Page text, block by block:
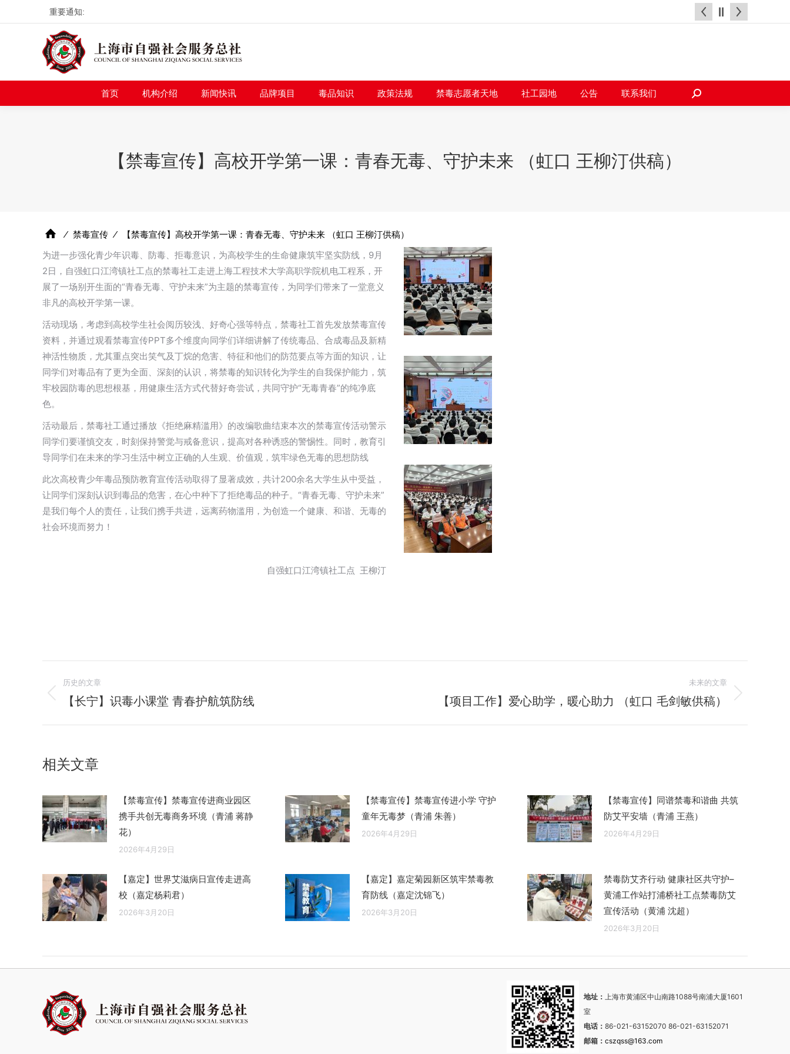
重要通知:
首页 机构介绍 新闻快讯 品牌项目 毒品知识 政策法规 禁毒志愿者天地 社工园地 公告 联系我们
搜
【禁毒宣传】高校开学第一课：青春无毒、守护未来 （虹口 王柳汀供稿）
⁄ 禁毒宣传 ⁄
【禁毒宣传】高校开学第一课：青春无毒、守护未来 （虹口 王柳汀供稿）
为进一步强化青少年识毒、防毒、拒毒意识，为高校学生的生命健康筑牢坚实防线，9月
2日，自强虹口江湾镇社工点的禁毒社工走进上海工程技术大学高职学院机电工程系，开
展了一场别开生面的“青春无毒、守护未来”为主题的禁毒宣传，为同学们带来了一堂意义
非凡的高校开学第一课。
活动现场，考虑到高校学生社会阅历较浅、好奇心强等特点，禁毒社工首先发放禁毒宣传
资料，并通过观看禁毒宣传PPT多个维度向同学们详细讲解了传统毒品、合成毒品及新精
神活性物质，尤其重点突出笑气及丁烷的危害、特征和他们的防范要点等方面的知识，让
同学们对毒品有了更为全面、深刻的认识，将禁毒的知识转化为学生的自我保护能力，筑
牢校园防毒的思想根基，用健康生活方式代替好奇尝试，共同守护“无毒青春”的纯净底
色。
活动最后，禁毒社工通过播放《拒绝麻精滥用》的改编歌曲结束本次的禁毒宣传活动警示
同学们要谨慎交友，时刻保持警觉与戒备意识，提高对各种诱惑的警惕性。同时，教育引
导同学们在未来的学习生活中树立正确的人生观、价值观，筑牢绿色无毒的思想防线
此次高校青少年毒品预防教育宣传活动取得了显著成效，共计200余名大学生从中受益，
让同学们深刻认识到毒品的危害，在心中种下了拒绝毒品的种子。“青春无毒、守护未来”
是我们每个人的责任，让我们携手共进，远离药物滥用，为创造一个健康、和谐、无毒的
社会环境而努力！
自强虹口江湾镇社工点 王柳汀
章
导
历史的文章
历
章：
【长宁】识毒小课堂 青春护航筑防线
未来的文章
【项目工作】爱心助学，暖心助力 （虹口 毛剑敏供稿）
相关文章
【禁毒宣传】禁毒宣传进商业园区
携手共创无毒商务环境（青浦 蒋静
花）
2026年4月29日
【禁毒宣传】禁毒宣传进小学 守护
童年无毒梦（青浦 朱善）
2026年4月29日
【禁毒宣传】同谱禁毒和谐曲 共筑
防艾平安墙（青浦 王燕）
2026年4月29日
【嘉定】世界艾滋病日宣传走进高
校（嘉定杨莉君）
2026年3月20日
【嘉定】嘉定菊园新区筑牢禁毒教
育防线（嘉定沈锦飞）
2026年3月20日
禁毒防艾齐行动 健康社区共守护–
黄浦工作站打浦桥社工点禁毒防艾
宣传活动（黄浦 沈超）
2026年3月20日
地址：上海市黄浦区中山南路1088号南浦大厦1601
室
电话：86-021-63152070 86-021-63152071
邮箱：cszqss@163.com
首页 机构介绍 新闻快讯 品牌项目 毒品知识 政策法规 禁毒志愿者天地 社工园地 公告 联系我们
搜